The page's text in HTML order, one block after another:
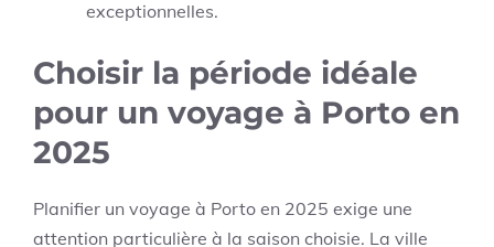
exceptionnelles.
Choisir la période idéale
pour un voyage à Porto en
2025
Planifier un voyage à Porto en 2025 exige une
attention particulière à la saison choisie. La ville